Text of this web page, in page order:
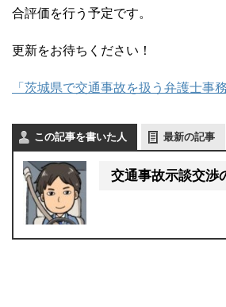
合評価を行う予定です。
更新をお待ちください！
「茨城県で交通事故を扱う弁護士事
この記事を書いた人 最新の記事
交通事故示談交渉